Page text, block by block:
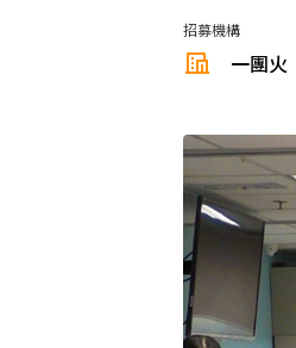
招募機構
一團火